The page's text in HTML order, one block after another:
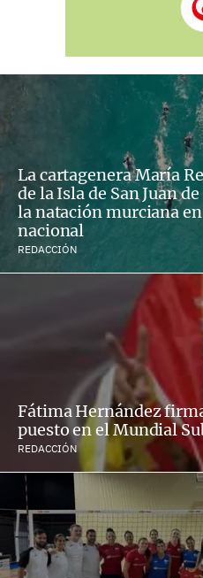
La cartagenera María
de la Isla de San Juan
la natación murciana
nacional
REDACCIÓN
Fátima Hernández
puesto en el Mundial
REDACCIÓN